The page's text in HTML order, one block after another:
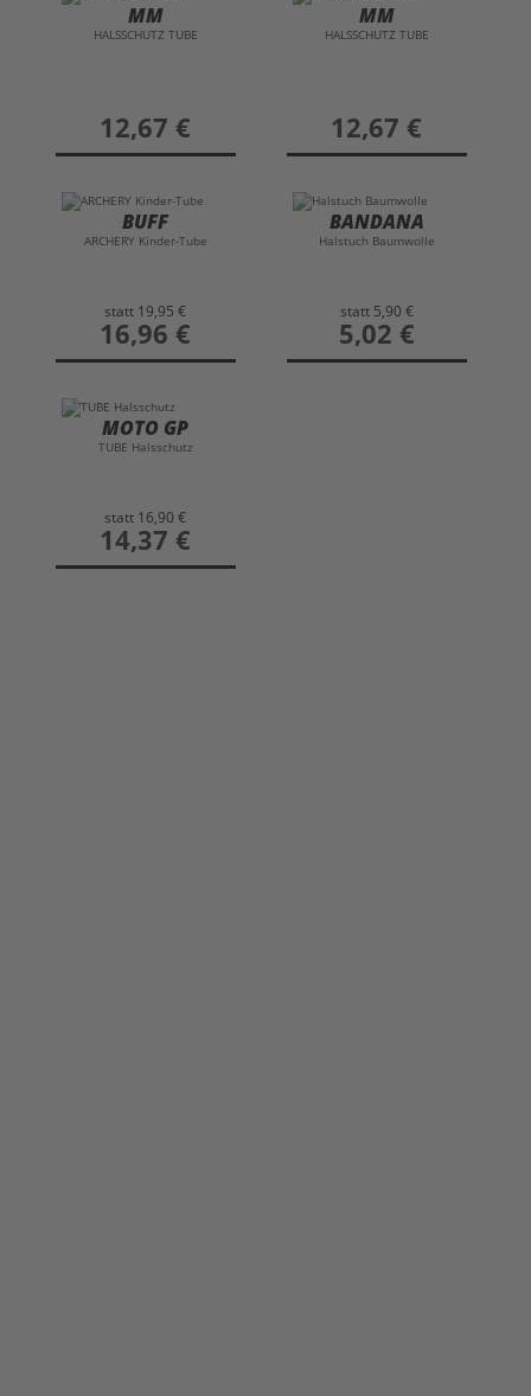
MM
HALSSCHUTZ TUBE
preis
12,67 €
MM
HALSSCHUTZ TUBE
preis
12,67 €
BUFF
ARCHERY Kinder-Tube
statt 19,95 €
preis
16,96 €
BANDANA
Halstuch Baumwolle
statt 5,90 €
preis
5,02 €
MOTO GP
TUBE Halsschutz
statt 16,90 €
preis
14,37 €